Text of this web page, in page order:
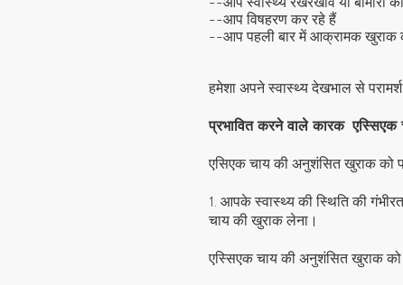
--आप विषहरण कर रहे हैं
--आप पहली बार में आक्रामक खुराक
हमेशा अपने स्वास्थ्य देखभाल से
प्रभावित करने वाले कारक एस्सिएक
एसिएक चाय की अनुशंसित खुराक को
1. आपके स्वास्थ्य की स्थिति की
चाय की खुराक लेना।
एस्सिएक चाय की अनुशंसित खुराक